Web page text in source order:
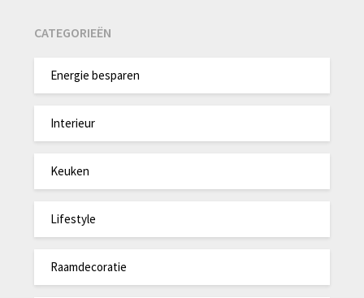
CATEGORIEËN
Energie besparen
Interieur
Keuken
Lifestyle
Raamdecoratie